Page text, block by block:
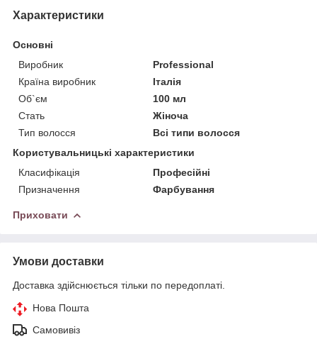
Характеристики
Основні
Виробник
Professional
Країна виробник
Італія
Об`єм
100 мл
Стать
Жіноча
Тип волосся
Всі типи волосся
Користувальницькі характеристики
Класифікація
Професійні
Призначення
Фарбування
Приховати
Умови доставки
Доставка здійснюється тільки по передоплаті.
Нова Пошта
Самовивіз